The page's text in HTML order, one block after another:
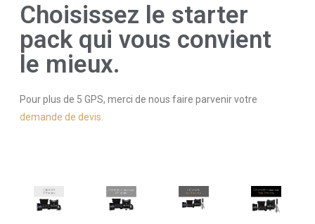
Choisissez le starter
pack qui vous convient
le mieux.
Pour plus de 5 GPS, merci de nous faire parvenir votre
demande de devis.